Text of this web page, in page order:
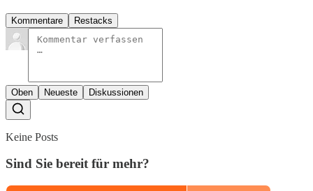
Kommentare Restacks
Oben Neueste Diskussionen
Keine Posts
Sind Sie bereit für mehr?